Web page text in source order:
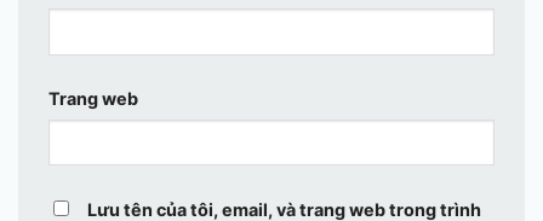
Trang web
Lưu tên của tôi, email, và trang web trong trình